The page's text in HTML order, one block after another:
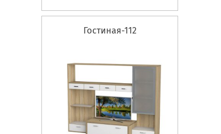
Гостиная-112